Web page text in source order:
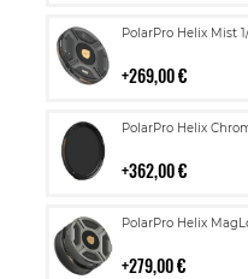
PolarPro Helix Mist
269,00 €
Lisää
PolarPro Helix
362,00 €
Lisää
PolarPro Helix
279,00 €
Lisää